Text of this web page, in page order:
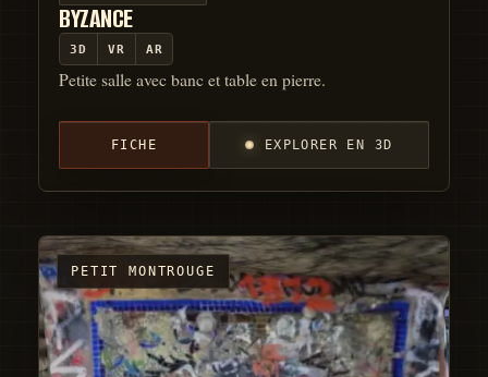
BYZANCE
3D VR AR
Petite salle avec banc et table en pierre.
FICHE EXPLORER EN 3D
PETIT MONTROUGE